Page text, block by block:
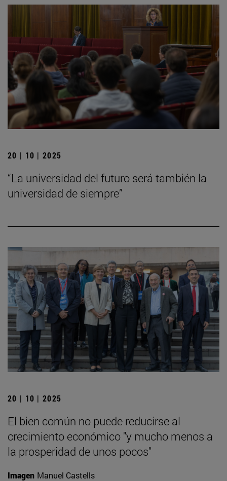
20 | 10 | 2025
“La universidad del futuro será también la
universidad de siempre”
20 | 10 | 2025
El bien común no puede reducirse al
crecimiento económico "y mucho menos a
la prosperidad de unos pocos"
Imagen Manuel Castells